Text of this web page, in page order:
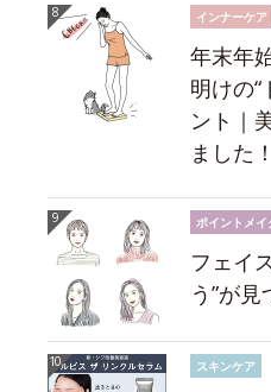
インナーケア
年末年
明けの“
ント｜
ました！
ポイントメイ
フェイ
う”が
スキンケア